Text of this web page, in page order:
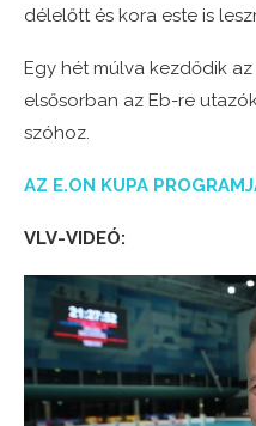
délelőtt és kora este is
Egy hét múlva kezdődik az
elsősorban az Eb-re
szóhoz.
AZ E.ON KUPA
VLV-VIDEÓ: